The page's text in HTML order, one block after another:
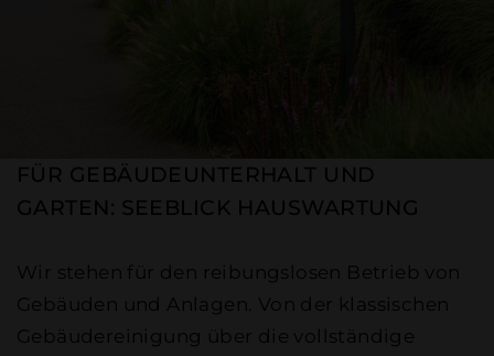
FÜR GEBÄUDEUNTERHALT UND
GARTEN: SEEBLICK HAUSWARTUNG
Wir stehen für den reibungslosen Betrieb von
Gebäuden und Anlagen. Von der klassischen
Gebäudereinigung über die vollständige